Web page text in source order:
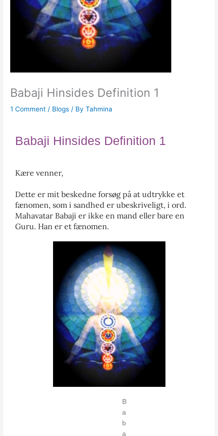
Babaji Hinsides Definition 1
1 Comment / Blogs / ByTahmina
Babaji Hinsides Definition 1
Kære venner,
Dette er mit beskedne forsøg på at udtrykke et
fænomen, som i sandhed er ubeskriveligt, i ord.
Mahavatar Babaji er ikke en mand eller bare en
Guru. Han er et fænomen.
B
a
b
a